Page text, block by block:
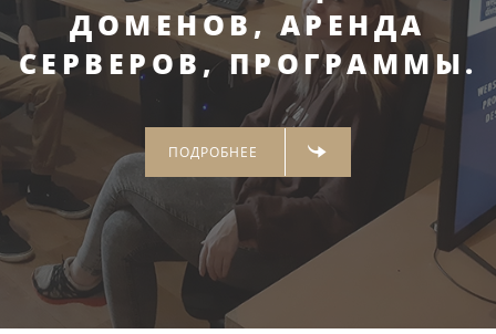
ДОМЕНОВ, АРЕНДА
СЕРВЕРОВ, ПРОГРАММЫ.
ПОДРОБНЕЕ